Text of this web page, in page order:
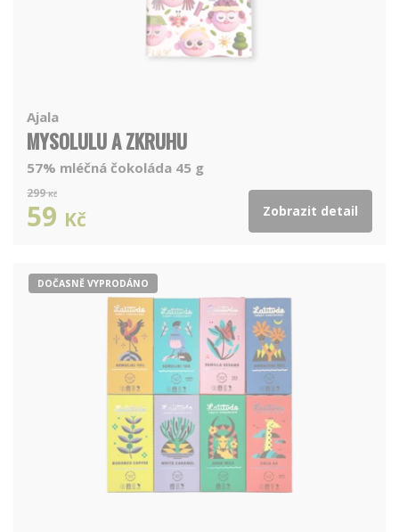
Ajala
MYSOLULU A ZKRUHU
57% mléčná čokoláda 45 g
299 Kč
59 Kč Zobrazit detail
DOČASNĚ VYPRODÁNO